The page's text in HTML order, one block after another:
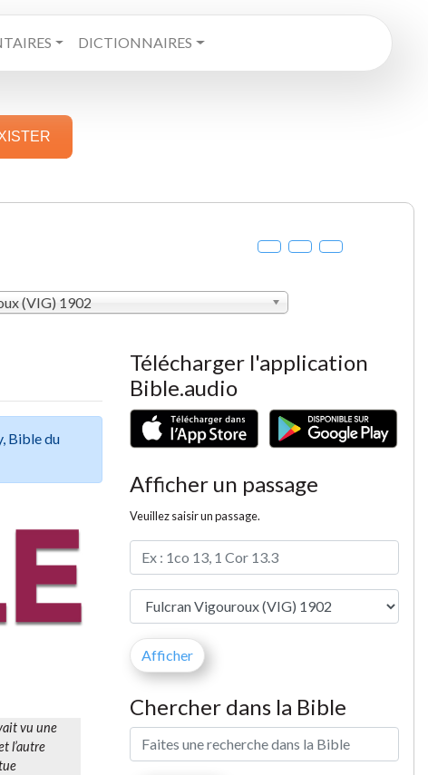
DICTIONNAIRES
(VIG) 1902
Bible du
vu une
l’autre
Télécharger l'application
Bible.audio
Afficher un passage
Veuillez saisir un passage.
Chercher dans la Bible